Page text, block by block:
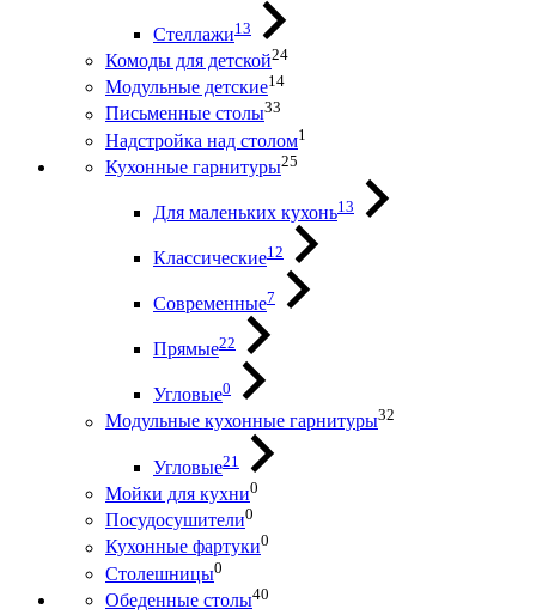
Стеллажи13
Комоды для детской24
Модульные детские14
Письменные столы33
Надстройка над столом1
Кухонные гарнитуры25
Для маленьких кухонь13
Классические12
Современные7
Прямые22
Угловые0
Модульные кухонные гарнитуры32
Угловые21
Мойки для кухни0
Посудосушители0
Кухонные фартуки0
Столешницы0
Обеденные столы40